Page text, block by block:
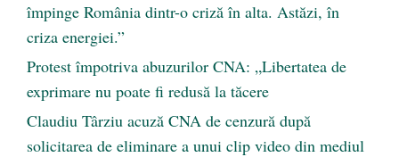
împinge România dintr-o criză în alta. Astăzi, în
criza energiei.”
Protest împotriva abuzurilor CNA: „Libertatea de
exprimare nu poate fi redusă la tăcere
Claudiu Târziu acuză CNA de cenzură după
solicitarea de eliminare a unui clip video din mediul